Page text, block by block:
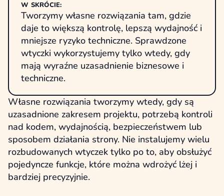
W SKRÓCIE:
Tworzymy własne rozwiązania tam, gdzie
daje to większą kontrolę, lepszą wydajność i
mniejsze ryzyko techniczne. Sprawdzone
wtyczki wykorzystujemy tylko wtedy, gdy
mają wyraźne uzasadnienie biznesowe i
techniczne.
Własne rozwiązania tworzymy wtedy, gdy są
uzasadnione zakresem projektu, potrzebą kontroli
nad kodem, wydajnością, bezpieczeństwem lub
sposobem działania strony. Nie instalujemy wielu
rozbudowanych wtyczek tylko po to, aby obsłużyć
pojedyncze funkcje, które można wdrożyć lżej i
bardziej precyzyjnie.